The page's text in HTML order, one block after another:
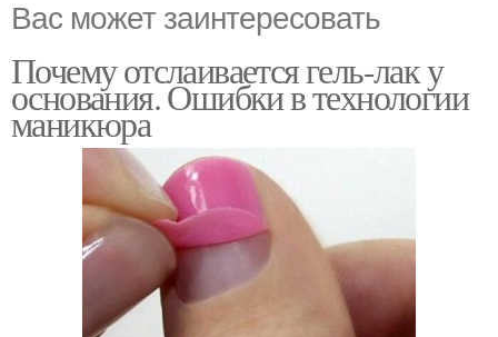
Вас может заинтересовать
Почему отслаивается гель-лак у
основания. Ошибки в технологии
маникюра